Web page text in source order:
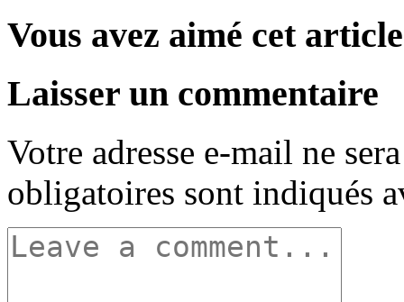
Vous avez aimé cet
Laisser un commentaire
Votre adresse e-mail ne
obligatoires sont indiqués